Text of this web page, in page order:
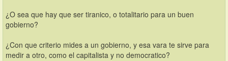
¿O sea que hay que ser tiranico, o totalitario para un buen
gobierno?
¿Con que criterio mides a un gobierno, y esa vara te sirve para
medir a otro, como el capitalista y no democratico?